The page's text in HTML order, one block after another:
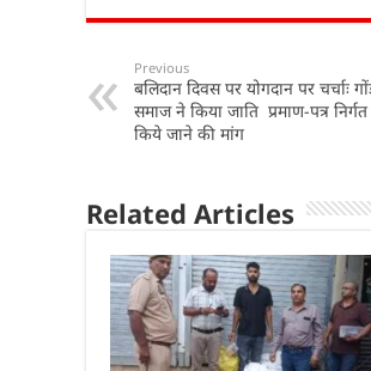
at
s
A
p
c
b
o
k
k
dI
e
Previous
बलिदान दिवस पर योगदान पर चर्चाः
समाज ने किया जाति प्रमाण-पत्र निर्गत
किये जाने की मांग
Related Articles